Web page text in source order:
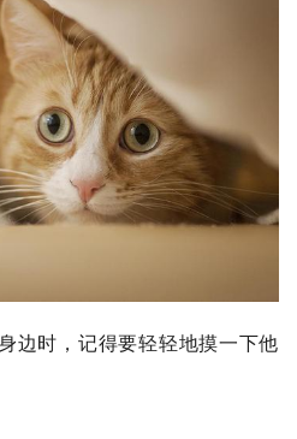
边时，记得要轻轻地摸一下他